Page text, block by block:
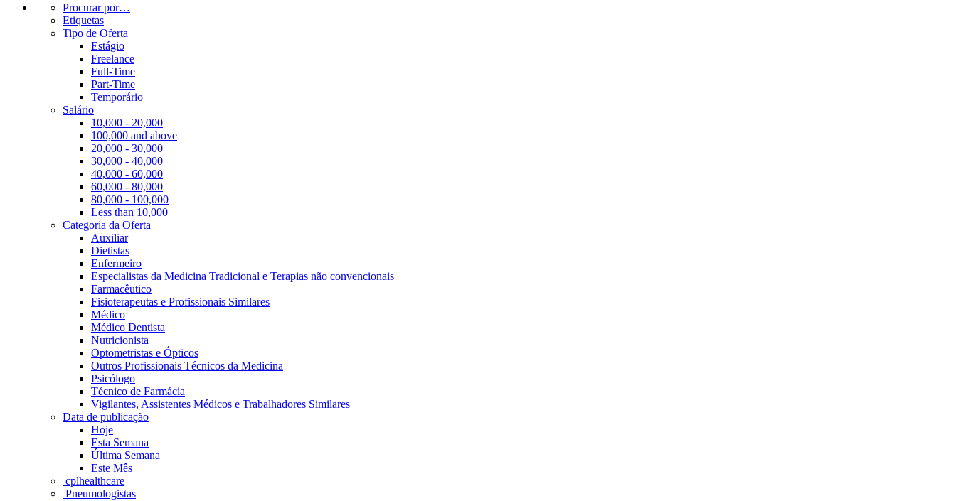
Procurar por…
Etiquetas
Tipo de Oferta
Estágio
Freelance
Full-Time
Part-Time
Temporário
Salário
10,000 - 20,000
100,000 and above
20,000 - 30,000
30,000 - 40,000
40,000 - 60,000
60,000 - 80,000
80,000 - 100,000
Less than 10,000
Categoria da Oferta
Auxiliar
Dietistas
Enfermeiro
Especialistas da Medicina Tradicional e Terapias não convencionais
Farmacêutico
Fisioterapeutas e Profissionais Similares
Médico
Médico Dentista
Nutricionista
Optometristas e Ópticos
Outros Profissionais Técnicos da Medicina
Psicólogo
Técnico de Farmácia
Vigilantes, Assistentes Médicos e Trabalhadores Similares
Data de publicação
Hoje
Esta Semana
Última Semana
Este Mês
‎ cplhealthcare‬
Pneumologistas